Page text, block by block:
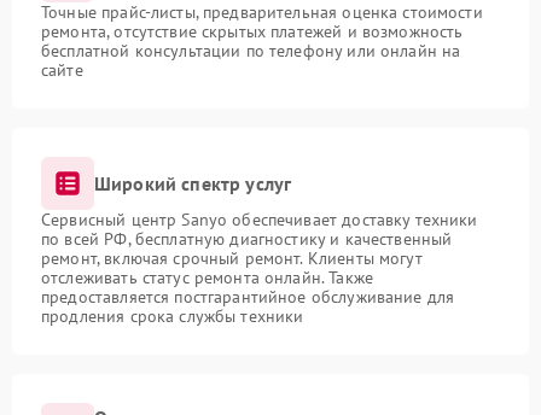
Точные прайс-листы, предварительная оценка стоимости
ремонта, отсутствие скрытых платежей и возможность
бесплатной консультации по телефону или онлайн на
сайте
Широкий спектр услуг
Сервисный центр Sanyo обеспечивает доставку техники
по всей РФ, бесплатную диагностику и качественный
ремонт, включая срочный ремонт. Клиенты могут
отслеживать статус ремонта онлайн. Также
предоставляется постгарантийное обслуживание для
продления срока службы техники